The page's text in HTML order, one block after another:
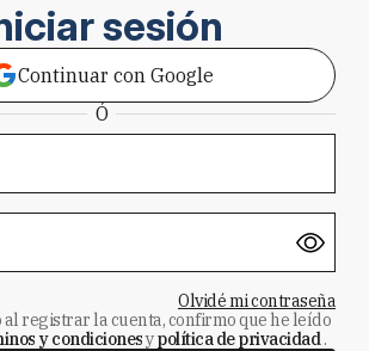
sesión
Continuar con Google
Ó
Olvidé mi contraseña
al registrar la cuenta, confirmo que he leído
y condicionesypolítica de privacidad.